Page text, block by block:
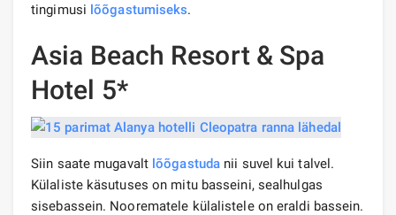
tingimusi lõõgastumiseks.
Asia Beach Resort & Spa
Hotel 5*
Siin saate mugavalt lõõgastuda nii suvel kui talvel.
Külaliste käsutuses on mitu basseini, sealhulgas
sisebassein. Noorematele külalistele on eraldi bassein.